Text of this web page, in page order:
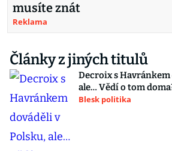
musíte znát
Reklama
Články z jiných titulů
Decroix s Havránkem
ale… Vědí o tom
Blesk politika